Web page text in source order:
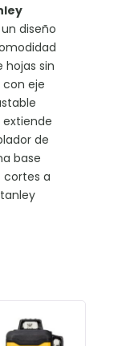
diseño
hojas sin
eje
de
base
cortes a